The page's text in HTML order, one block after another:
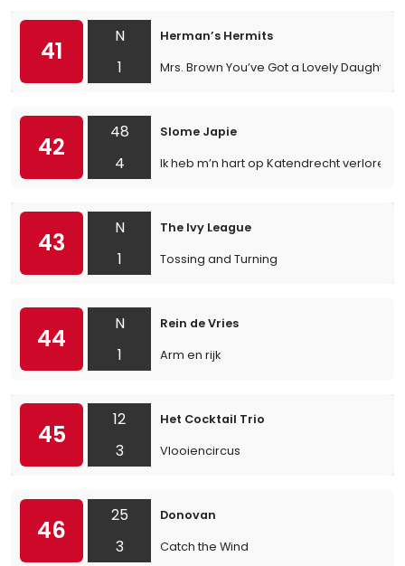
41
N
1
Herman’s Hermits
Mrs. Brown You’ve Got a Lovely Daughter
42
48
4
Slome Japie
Ik heb m’n hart op Katendrecht verloren
43
N
1
The Ivy League
Tossing and Turning
44
N
1
Rein de Vries
Arm en rijk
45
12
3
Het Cocktail Trio
Vlooiencircus
46
25
3
Donovan
Catch the Wind